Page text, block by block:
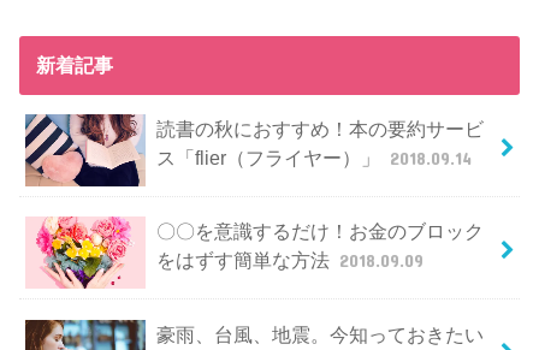
新着記事
読書の秋におすすめ！本の要約サービ
ス「flier（フライヤー）」
2018.09.14
〇〇を意識するだけ！お金のブロック
をはずす簡単な方法 2018.09.09
豪雨、台風、地震。今知っておきたい